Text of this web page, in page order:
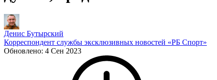
Денис Бутырский
Корреспондент службы эксклюзивных новостей «РБ Спорт»
Обновлено: 4 Сен 2023